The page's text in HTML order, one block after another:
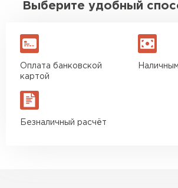
Выберите удобный
Оплата банковской
картой
Безналичный расчёт